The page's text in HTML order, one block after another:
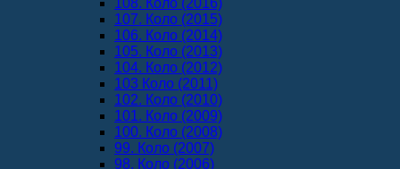
107. Коло (2015)
106. Коло (2014)
105. Коло (2013)
104. Коло (2012)
103 Коло (2011)
102. Коло (2010)
101. Коло (2009)
100. Коло (2008)
99. Коло (2007)
98. Коло (2006)